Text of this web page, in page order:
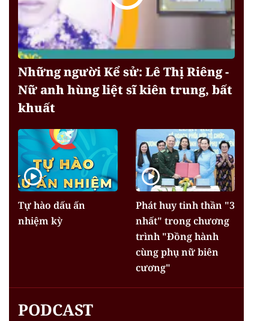
Những người Kể sử: Lê Thị Riêng -
Nữ anh hùng liệt sĩ kiên trung, bất
khuất
Tự hào dấu ấn
nhiệm kỳ
Phát huy tinh thần "3
nhất" trong chương
trình "Đồng hành
cùng phụ nữ biên
cương"
PODCAST